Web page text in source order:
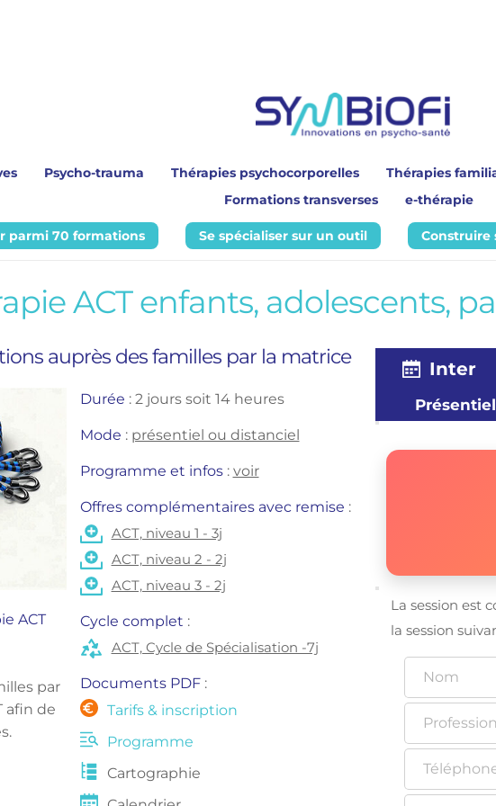
Psycho-trauma Thérapies psychocorporelles Thérapies
Formations transverses
e-thérapie
parmi 70 formations Se spécialiser sur un outil Construire
ACT enfants, adolescents,
auprès des familles par la matrice
ACT
par
afin de
Durée : 2 jours soit 14 heures
Mode : présentiel ou distanciel
Programme et infos : voir
Offres complémentaires avec remise :
ACT, niveau 1 - 3j
ACT, niveau 2 - 2j
ACT, niveau 3 - 2j
Cycle complet :
ACT, Cycle de Spécialisation -7j
Documents PDF :
Tarifs & inscription
Programme
Cartographie
Inter
La session est
la session